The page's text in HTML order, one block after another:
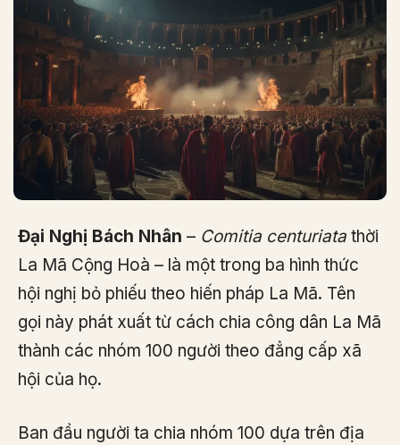
Đại Nghị Bách Nhân – Comitia centuriata thời
La Mã Cộng Hoà – là một trong ba hình thức
hội nghị bỏ phiếu theo hiến pháp La Mã. Tên
gọi này phát xuất từ cách chia công dân La Mã
thành các nhóm 100 người theo đẳng cấp xã
hội của họ.
Ban đầu người ta chia nhóm 100 dựa trên địa